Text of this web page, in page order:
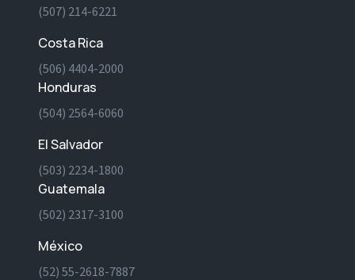
(507) 214-6221
Costa Rica
(506) 4404-2000
Honduras
(504) 2564-6060
El Salvador
(503) 2234-1800
Guatemala
(502) 2317-3100
México
(52) 55-2618-7887